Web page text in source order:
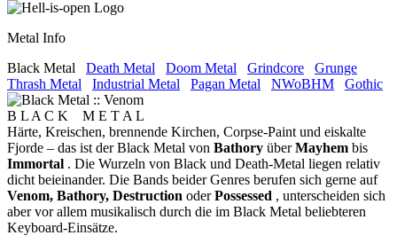
Metal Info
Black Metal Death Metal Doom Metal Grindcore
Grunge
Thrash Metal
Industrial Metal Pagan Metal NWoBHM Gothic
B L A C K M E T A L
Härte, Kreischen, brennende Kirchen, Corpse-Paint und eiskalte
Fjorde – das ist der Black Metal von Bathory überMayhem bis
Immortal . Die Wurzeln von Black und Death-Metal liegen relativ
dicht beieinander. Die Bands beider Genres berufen sich gerne auf
Venom, Bathory, Destruction oderPossessed , unterscheiden sich
aber vor allem musikalisch durch die im Black Metal beliebteren
Keyboard-Einsätze.